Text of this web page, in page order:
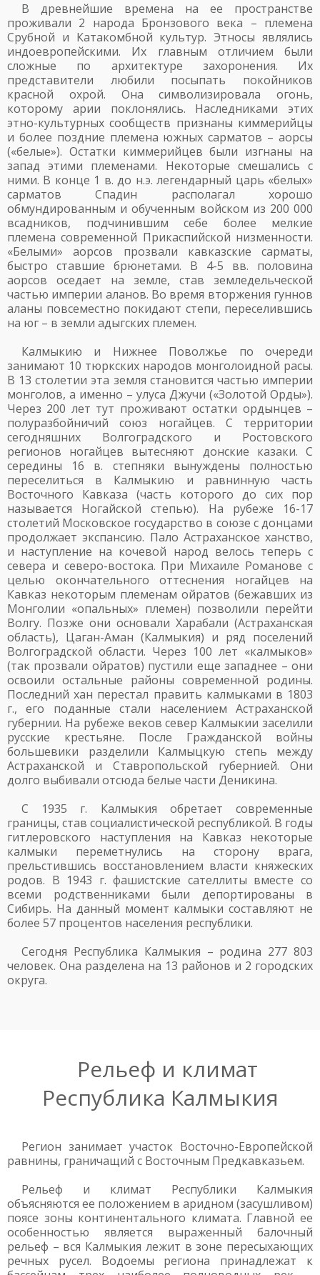
В древнейшие времена на ее пространстве
проживали 2 народа Бронзового века – племена
Срубной и Катакомбной культур. Этносы являлись
индоевропейскими. Их главным отличием были
сложные по архитектуре захоронения. Их
представители любили посыпать покойников
красной охрой. Она символизировала огонь,
которому арии поклонялись. Наследниками этих
этно-культурных сообществ признаны киммерийцы
и более поздние племена южных сарматов – аорсы
(«белые»). Остатки киммерийцев были изгнаны на
запад этими племенами. Некоторые смешались с
ними. В конце 1 в. до н.э. легендарный царь «белых»
сарматов Спадин располагал хорошо
обмундированным и обученным войском из 200 000
всадников, подчинившим себе более мелкие
племена современной Прикаспийской низменности.
«Белыми» аорсов прозвали кавказские сарматы,
быстро ставшие брюнетами. В 4-5 вв. половина
аорсов оседает на земле, став земледельческой
частью империи аланов. Во время вторжения гуннов
аланы повсеместно покидают степи, переселившись
на юг – в земли адыгских племен.
Калмыкию и Нижнее Поволжье по очереди
занимают 10 тюркских народов монголоидной расы.
В 13 столетии эта земля становится частью империи
монголов, а именно – улуса Джучи («Золотой Орды»).
Через 200 лет тут проживают остатки ордынцев –
полуразбойничий союз ногайцев. С территории
сегодняшних Волгоградского и Ростовского
регионов ногайцев вытесняют донские казаки. С
середины 16 в. степняки вынуждены полностью
переселиться в Калмыкию и равнинную часть
Восточного Кавказа (часть которого до сих пор
называется Ногайской степью). На рубеже 16-17
столетий Московское государство в союзе с донцами
продолжает экспансию. Пало Астраханское ханство,
и наступление на кочевой народ велось теперь с
севера и северо-востока. При Михаиле Романове с
целью окончательного оттеснения ногайцев на
Кавказ некоторым племенам ойратов (бежавших из
Монголии «опальных» племен) позволили перейти
Волгу. Позже они основали Харабали (Астраханская
область), Цаган-Аман (Калмыкия) и ряд поселений
Волгоградской области. Через 100 лет «калмыков»
(так прозвали ойратов) пустили еще западнее – они
освоили остальные районы современной родины.
Последний хан перестал править калмыками в 1803
г., его поданные стали населением Астраханской
губернии. На рубеже веков север Калмыкии заселили
русские крестьяне. После Гражданской войны
большевики разделили Калмыцкую степь между
Астраханской и Ставропольской губернией. Они
долго выбивали отсюда белые части Деникина.
С 1935 г. Калмыкия обретает современные
границы, став социалистической республикой. В годы
гитлеровского наступления на Кавказ некоторые
калмыки переметнулись на сторону врага,
прельстившись восстановлением власти княжеских
родов. В 1943 г. фашистские сателлиты вместе со
всеми родственниками были депортированы в
Сибирь. На данный момент калмыки составляют не
более 57 процентов населения республики.
Сегодня Республика Калмыкия – родина 277 803
человек. Она разделена на 13 районов и 2 городских
округа.
Рельеф и климат
Республика Калмыкия
Регион занимает участок Восточно-Европейской
равнины, граничащий с Восточным Предкавказьем.
Рельеф и климат Республики Калмыкия
объясняются ее положением в аридном (засушливом)
поясе зоны континентального климата. Главной ее
особенностью является выраженный балочный
рельеф – вся Калмыкия лежит в зоне пересыхающих
речных русел. Водоемы региона принадлежат к